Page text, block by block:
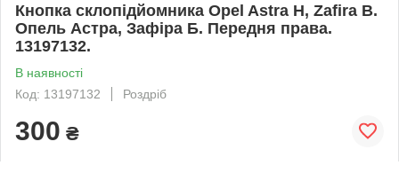
Кнопка склопідйомника Opel Astra H, Zafira B.
Опель Астра, Зафіра Б. Передня права.
13197132.
В наявності
Код: 13197132
Роздріб
300 ₴